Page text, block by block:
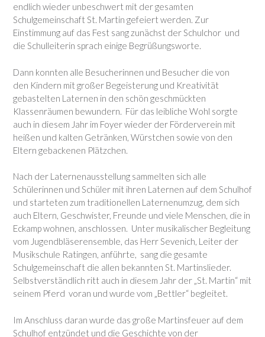
endlich wieder unbeschwert mit der gesamten
Schulgemeinschaft St. Martin gefeiert werden. Zur
Einstimmung auf das Fest sang zunächst der Schulchor und
die Schulleiterin sprach einige Begrüßungsworte.
Dann konnten alle Besucherinnen und Besucher die von
den Kindern mit großer Begeisterung und Kreativität
gebastelten Laternen in den schön geschmückten
Klassenräumen bewundern. Für das leibliche Wohl sorgte
auch in diesem Jahr im Foyer wieder der Förderverein mit
heißen und kalten Getränken, Würstchen sowie von den
Eltern gebackenen Plätzchen.
Nach der Laternenausstellung sammelten sich alle
Schülerinnen und Schüler mit ihren Laternen auf dem Schulhof
und starteten zum traditionellen Laternenumzug, dem sich
auch Eltern, Geschwister, Freunde und viele Menschen, die in
Eckamp wohnen, anschlossen. Unter musikalischer Begleitung
vom Jugendbläserensemble, das Herr Sevenich, Leiter der
Musikschule Ratingen, anführte, sang die gesamte
Schulgemeinschaft die allen bekannten St. Martinslieder.
Selbstverständlich ritt auch in diesem Jahr der „St. Martin“ mit
seinem Pferd voran und wurde vom „Bettler“ begleitet.
Im Anschluss daran wurde das große Martinsfeuer auf dem
Schulhof entzündet und die Geschichte von der